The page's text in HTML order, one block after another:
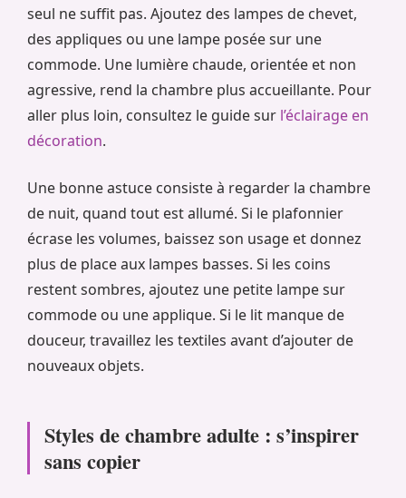
seul ne suffit pas. Ajoutez des lampes de chevet,
des appliques ou une lampe posée sur une
commode. Une lumière chaude, orientée et non
agressive, rend la chambre plus accueillante. Pour
aller plus loin, consultez le guide sur l’éclairage en
décoration.
Une bonne astuce consiste à regarder la chambre
de nuit, quand tout est allumé. Si le plafonnier
écrase les volumes, baissez son usage et donnez
plus de place aux lampes basses. Si les coins
restent sombres, ajoutez une petite lampe sur
commode ou une applique. Si le lit manque de
douceur, travaillez les textiles avant d’ajouter de
nouveaux objets.
Styles de chambre adulte : s’inspirer
sans copier